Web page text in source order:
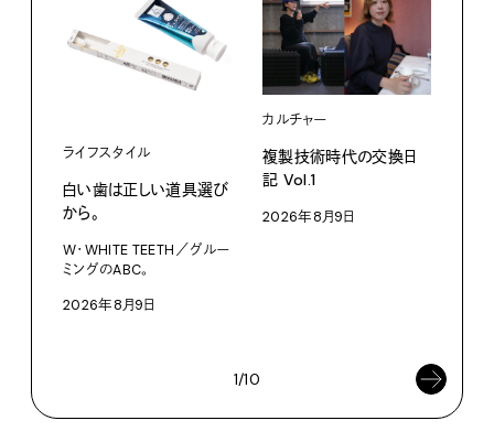
ライフスタイル
白い歯は正しい道具選び
から。
W・WHITE TEETH／グルー
ミングのABC。
2026年8月9日
カルチャー
複製技術時代の交換日
記 Vol.1
2026年8月9日
1/10